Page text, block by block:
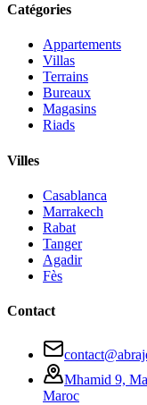
Catégories
Appartements
Villas
Terrains
Bureaux
Magasins
Riads
Villes
Casablanca
Marrakech
Rabat
Tanger
Agadir
Fès
Contact
Mhamid 9,
Maroc